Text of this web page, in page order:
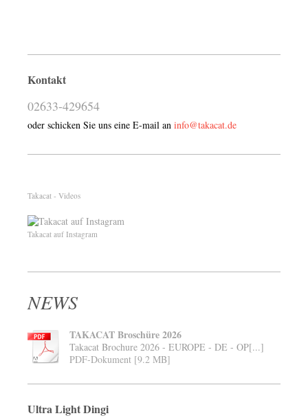
Kontakt
02633-429654
oder schicken Sie uns eine E-mail an info@takacat.de
Takacat - Videos
Takacat auf Instagram
NEWS
TAKACAT Broschüre 2026
Takacat Brochure 2026 - EUROPE - DE - OP[...]
PDF-Dokument [9.2 MB]
Ultra Light Dingi